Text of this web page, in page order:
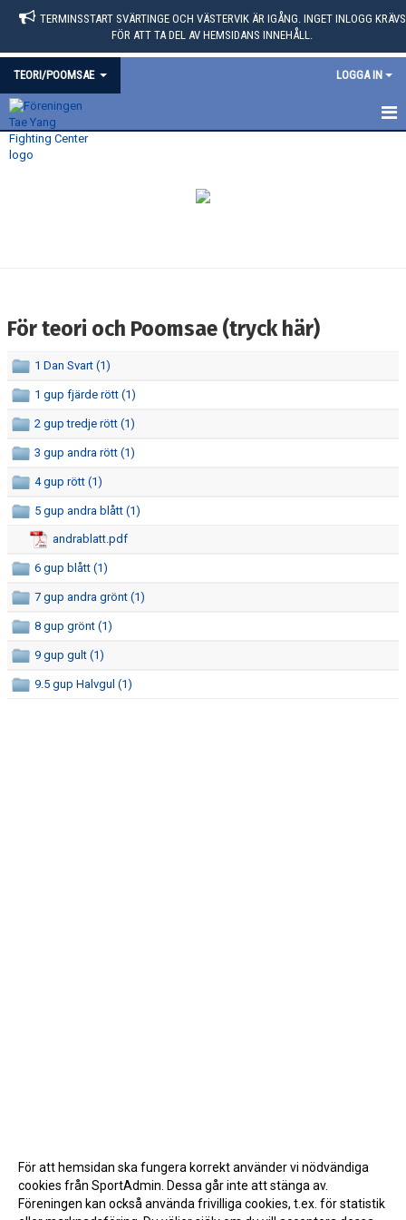
TERMINSSTART SVÄRTINGE OCH VÄSTERVIK ÄR IGÅNG. INGET INLOGG KRÄVS
FÖR ATT TA DEL AV HEMSIDANS INNEHÅLL.
TEORI/POOMSAE LOGGA IN
TEORI
FÖR TEORI OCH POOMSAE (TRYCK HÄR)
För teori och Poomsae (tryck här)
1 Dan Svart (1)
1 gup fjärde rött (1)
2 gup tredje rött (1)
3 gup andra rött (1)
4 gup rött (1)
5 gup andra blått (1)
andrablatt.pdf
6 gup blått (1)
7 gup andra grönt (1)
8 gup grönt (1)
9 gup gult (1)
9.5 gup Halvgul (1)
För att hemsidan ska fungera korrekt använder vi nödvändiga
cookies från SportAdmin. Dessa går inte att stänga av.
Föreningen kan också använda frivilliga cookies, t.ex. för statistik